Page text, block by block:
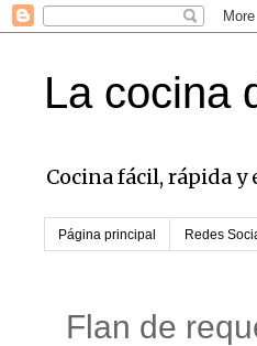
La cocina
Cocina fácil, rápida y
Página principal Redes
Flan de